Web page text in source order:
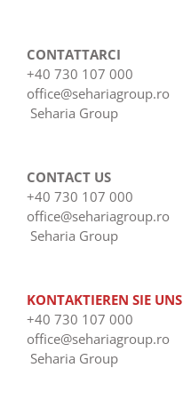
CONTATTARCI
+40 730 107 000
office@sehariagroup.ro
Seharia Group
CONTACT US
+40 730 107 000
office@sehariagroup.ro
Seharia Group
KONTAKTIEREN SIE UNS
+40 730 107 000
office@sehariagroup.ro
Seharia Group